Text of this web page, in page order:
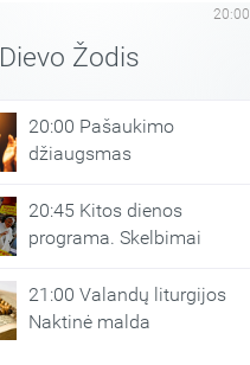
20:00
Dievo Žodis
20:00 Pašaukimo
džiaugsmas
20:45 Kitos dienos
programa. Skelbimai
21:00 Valandų liturgijos
Naktinė malda